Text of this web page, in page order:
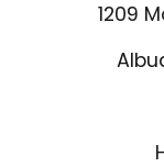
1209